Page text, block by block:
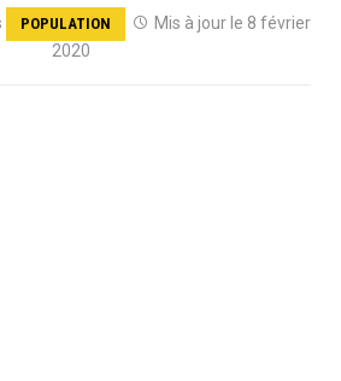
POPULATION
Mis à jour le 8 février
2020